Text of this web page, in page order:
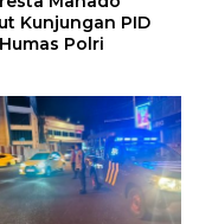
Kunjungan PID
Polri